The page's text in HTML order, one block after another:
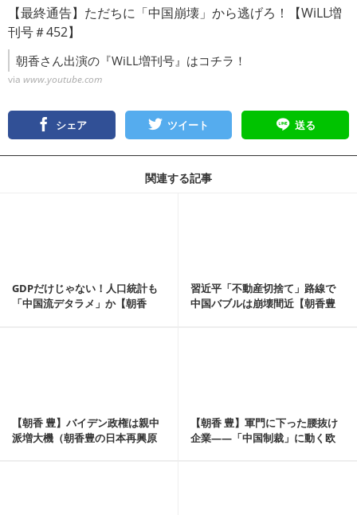
【最終通告】ただちに「中国崩壊」から逃げろ！【WiLL増
刊号＃452】
朝香さん出演の『WiLL増刊号』はコチラ！
via www.youtube.com
シェア ツイート 送る
関連する記事
GDPだけじゃない！人口統計も
「中国流デタラメ」か【朝香
習近平「不動産切捨て」路線で
中国バブルは崩壊間近【朝香豊
【朝香 豊】バイデン政権は親中
派増大機（朝香豊の日本再興原
【朝香 豊】軍門に下った腰抜け
企業――「中国制裁」に動く欧